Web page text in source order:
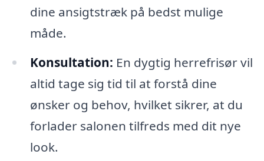
dine ansigtstræk på bedst mulige
måde.
Konsultation: En dygtig herrefrisør vil
altid tage sig tid til at forstå dine
ønsker og behov, hvilket sikrer, at du
forlader salonen tilfreds med dit nye
look.